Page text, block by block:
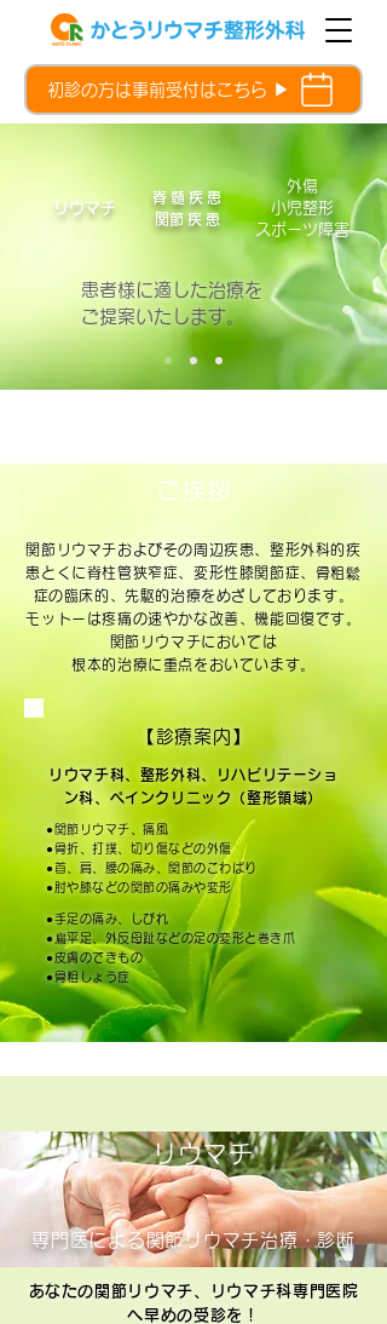
初診の方は事前受付はこちら ▶
リウマチ
脊髄疾患
​関節疾患
外傷
小児整形
​スポーツ障害
患者様に適した治療を
​ご提案いたします。
関節リウマチおよびその周辺疾患、整形外科的疾
患とくに脊柱管狭窄症、変形性膝関節症、骨粗鬆
症の臨床的、先駆的治療をめざしております。
モットーは疼痛の速やかな改善、機能回復です。
関節リウマチにおいては
根本的治療に重点をおいています。
【診療案内】
リウマチ科、整形外科、リハビリテーショ
ン科、ペインクリニック（整形領域）
●関節リウマチ、痛風
●骨折、打撲、切り傷などの外傷
●首、肩、腰の痛み、関節のこわばり
●肘や膝などの関節の痛みや変形
●手足の痛み、しびれ
●扁平足、外反母趾などの足の変形と巻き爪
●皮膚のできもの
●骨粗しょう症
ご挨拶
リウマチ
専門医による関節リウマチ治療・診断
あなたの関節リウマチ、リウマチ科専門医院
へ早めの受診を！